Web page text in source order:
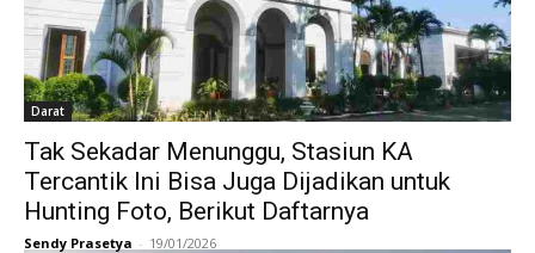
Darat
Tak Sekadar Menunggu, Stasiun KA
Tercantik Ini Bisa Juga Dijadikan untuk
Hunting Foto, Berikut Daftarnya
Sendy Prasetya - 19/01/2026